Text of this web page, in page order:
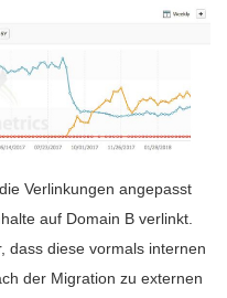
Verlinkungen angepasst
auf Domain B verlinkt.
dass diese vormals internen
der Migration zu externen